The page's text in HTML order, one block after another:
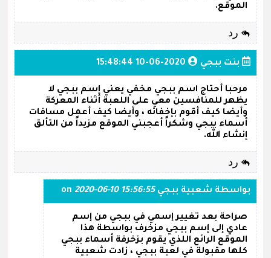
الموقع.
رد
بنت ببجي 2020-06-10 15:48:44
مرحبا أحتاج اسم ببجي مخفي يعني إسم ببجي لا
يظهر للمنافسين معي على اللعبة أثناء المعركة
وأيضا كيف أقوم بإخفائه ، وأيضا كيف أعمل مسافات
أسماء ببجي وشكراً أعجبني الموقع مزيداً من التألق
إنشاء الله.
رد
بواسطة شعبية ببجي on
2020-06-10 15:56:55
صراحة بعد تغيير إسمي في ببجي من إسم
عادي إلى إسم ببجي مزخرف بواسطة هذا
الموقع الرائع اللذي يقوم بزخرفة أسماء ببجي
كلها مقبولة في لعبة ببجي ، زادت شعبية